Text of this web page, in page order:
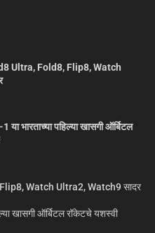
Ultra, Fold8, Flip8, Watch
भारताच्या पहिल्या खासगी ऑर्बिटल
Watch Ultra2, Watch9 सादर
खासगी ऑर्बिटल रॉकेटचे यशस्वी